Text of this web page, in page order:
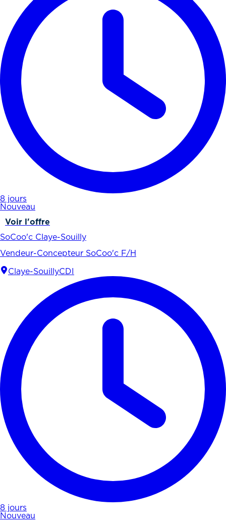
8 jours
Nouveau
Voir l'offre
SoCoo'c Claye-Souilly
Vendeur-Concepteur SoCoo'c F/H
Claye-SouillyCDI
8 jours
Nouveau